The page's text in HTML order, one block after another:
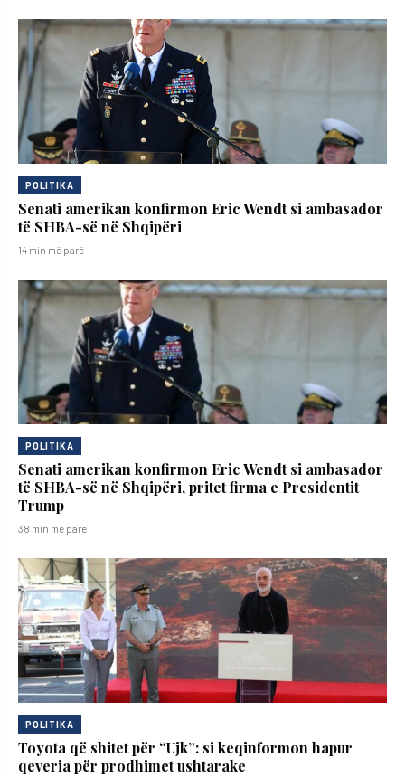
POLITIKA
Senati amerikan konfirmon Eric Wendt si ambasador
të SHBA-së në Shqipëri
14 min më parë
POLITIKA
Senati amerikan konfirmon Eric Wendt si ambasador
të SHBA-së në Shqipëri, pritet firma e Presidentit
Trump
38 min më parë
POLITIKA
Toyota që shitet për “Ujk”: si keqinformon hapur
qeveria për prodhimet ushtarake